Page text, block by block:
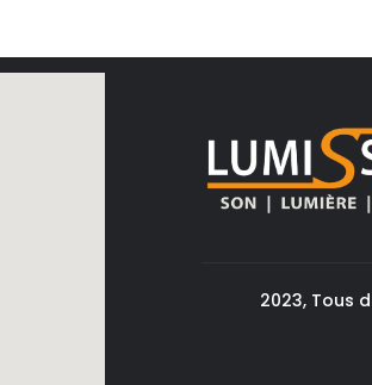
2023, Tous